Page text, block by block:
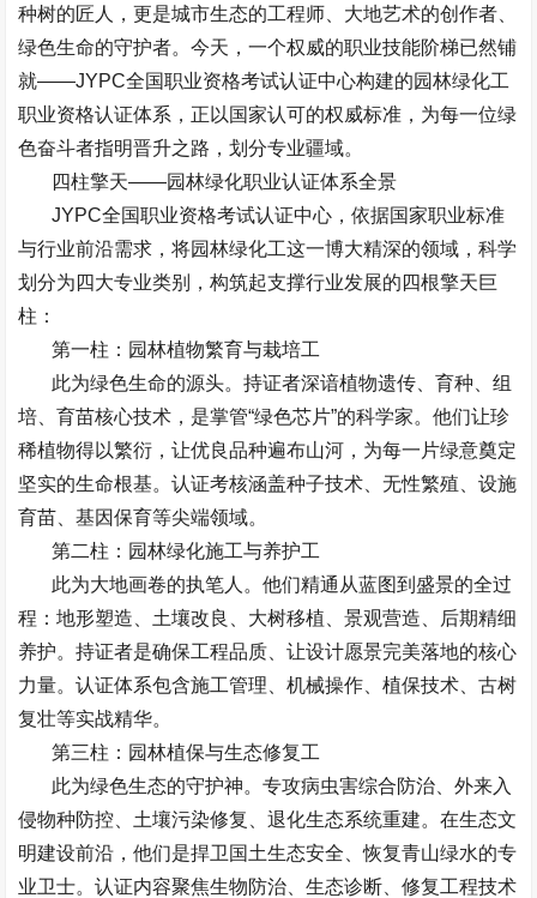
种树的匠人，更是城市生态的工程师、大地艺术的创作者、
绿色生命的守护者。今天，一个权威的职业技能阶梯已然铺
就——JYPC全国职业资格考试认证中心构建的园林绿化工
职业资格认证体系，正以国家认可的权威标准，为每一位绿
色奋斗者指明晋升之路，划分专业疆域。
四柱擎天——园林绿化职业认证体系全景
JYPC全国职业资格考试认证中心，依据国家职业标准
与行业前沿需求，将园林绿化工这一博大精深的领域，科学
划分为四大专业类别，构筑起支撑行业发展的四根擎天巨
柱：
第一柱：园林植物繁育与栽培工
此为绿色生命的源头。持证者深谙植物遗传、育种、组
培、育苗核心技术，是掌管“绿色芯片”的科学家。他们让珍
稀植物得以繁衍，让优良品种遍布山河，为每一片绿意奠定
坚实的生命根基。认证考核涵盖种子技术、无性繁殖、设施
育苗、基因保育等尖端领域。
第二柱：园林绿化施工与养护工
此为大地画卷的执笔人。他们精通从蓝图到盛景的全过
程：地形塑造、土壤改良、大树移植、景观营造、后期精细
养护。持证者是确保工程品质、让设计愿景完美落地的核心
力量。认证体系包含施工管理、机械操作、植保技术、古树
复壮等实战精华。
第三柱：园林植保与生态修复工
此为绿色生态的守护神。专攻病虫害综合防治、外来入
侵物种防控、土壤污染修复、退化生态系统重建。在生态文
明建设前沿，他们是捍卫国土生态安全、恢复青山绿水的专
业卫士。认证内容聚焦生物防治、生态诊断、修复工程技术